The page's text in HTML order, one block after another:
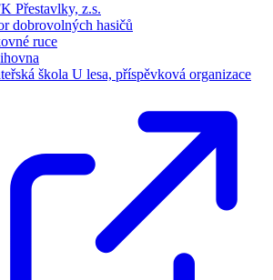
Přestavlky, z.s.
dobrovolných hasičů
ruce
škola U lesa, příspěvková organizace